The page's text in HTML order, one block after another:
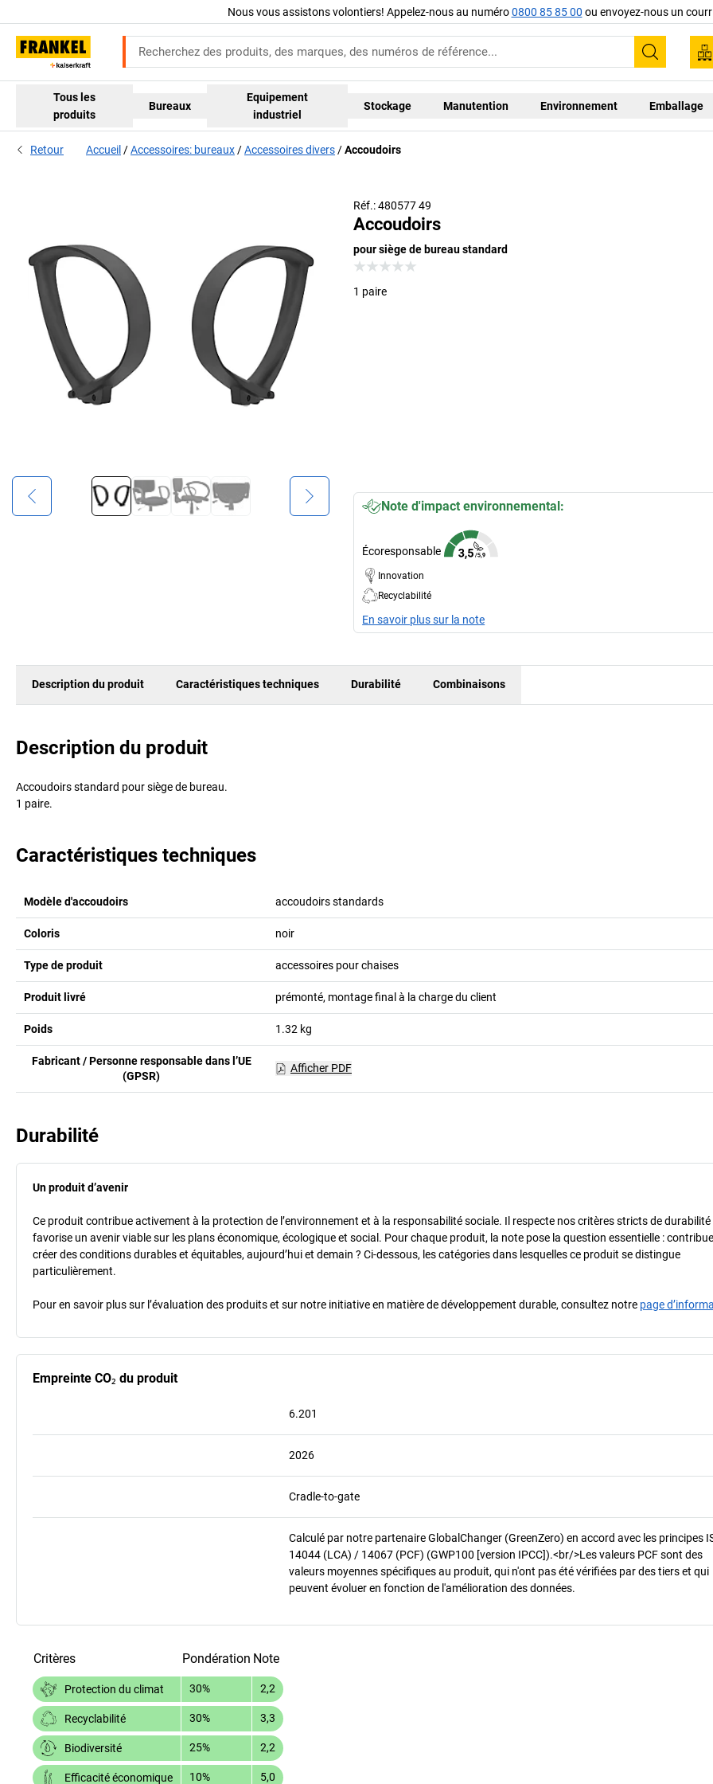
Nous vous assistons volontiers! Appelez-nous au numéro0800 85 85 00 ou envoyez-nous un
Tous les
produits
Bureaux
Equipement
industriel
Stockage Manutention Environnement Emballage
Retour Accueil Accessoires: bureaux Accessoires divers Accoudoirs
Réf.: 480577 49
Accoudoirs
pour siège de bureau standard
1 paire
Note d'impact environnemental:
Écoresponsable
Innovation
Recyclabilité
En savoir plus sur la note
Description du produit Caractéristiques techniques Durabilité Combinaisons
Description du produit
Accoudoirs standard pour siège de bureau.
1 paire.
Caractéristiques techniques
Modèle d'accoudoirs accoudoirs standards
Coloris noir
Type de produit accessoires pour chaises
Produit livré prémonté, montage final à la charge du client
Poids 1.32 kg
Fabricant / Personne responsable dans l’UE
(GPSR)
Afficher PDF
Durabilité
Un produit d’avenir
Ce produit contribue activement à la protection de l’environnement et à la responsabilité sociale. Il respecte nos critères stricts de durabilité
favorise un avenir viable sur les plans économique, écologique et social. Pour chaque produit, la note pose la question essentielle :
créer des conditions durables et équitables, aujourd’hui et demain ? Ci-dessous, les catégories dans lesquelles ce produit se distingue
particulièrement.
Pour en savoir plus sur l’évaluation des produits et sur notre initiative en matière de développement durable, consultez notre page
Empreinte CO₂ du produit
6.201
2026
Cradle-to-gate
Calculé par notre partenaire GlobalChanger (GreenZero) en accord avec les principes
14044 (LCA) / 14067 (PCF) (GWP100 [version IPCC]).<br/>Les valeurs PCF sont des
valeurs moyennes spécifiques au produit, qui n'ont pas été vérifiées par des tiers et qui
peuvent évoluer en fonction de l'amélioration des données.
Critères Pondération Note
Protection du climat 30% 2,2
Recyclabilité 30% 3,3
Biodiversité 25% 2,2
Efficacité économique 10% 5,0